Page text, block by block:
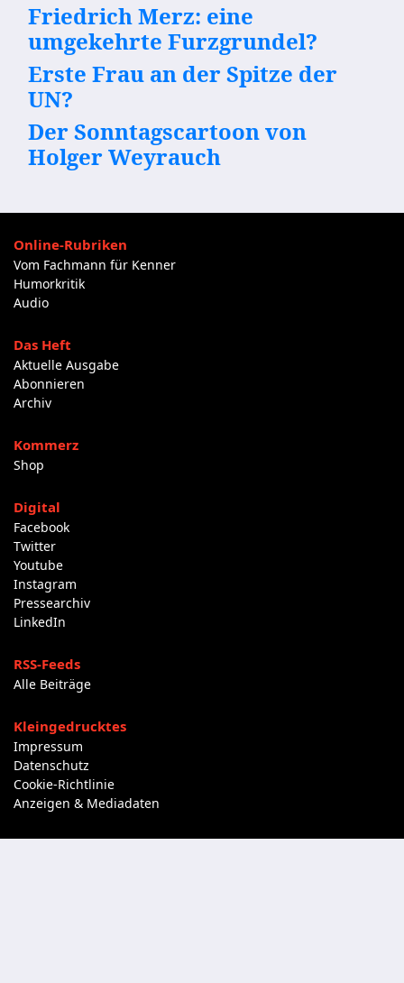
Friedrich Merz: eine
umgekehrte Furzgrundel?
Erste Frau an der Spitze der
UN?
Der Sonntagscartoon von
Holger Weyrauch
Online-Rubriken
Vom Fachmann für Kenner
Humorkritik
Audio
Das Heft
Aktuelle Ausgabe
Abonnieren
Archiv
Kommerz
Shop
Digital
Facebook
Twitter
Youtube
Instagram
Pressearchiv
LinkedIn
RSS-Feeds
Alle Beiträge
Kleingedrucktes
Impressum
Datenschutz
Cookie-Richtlinie
Anzeigen & Mediadaten